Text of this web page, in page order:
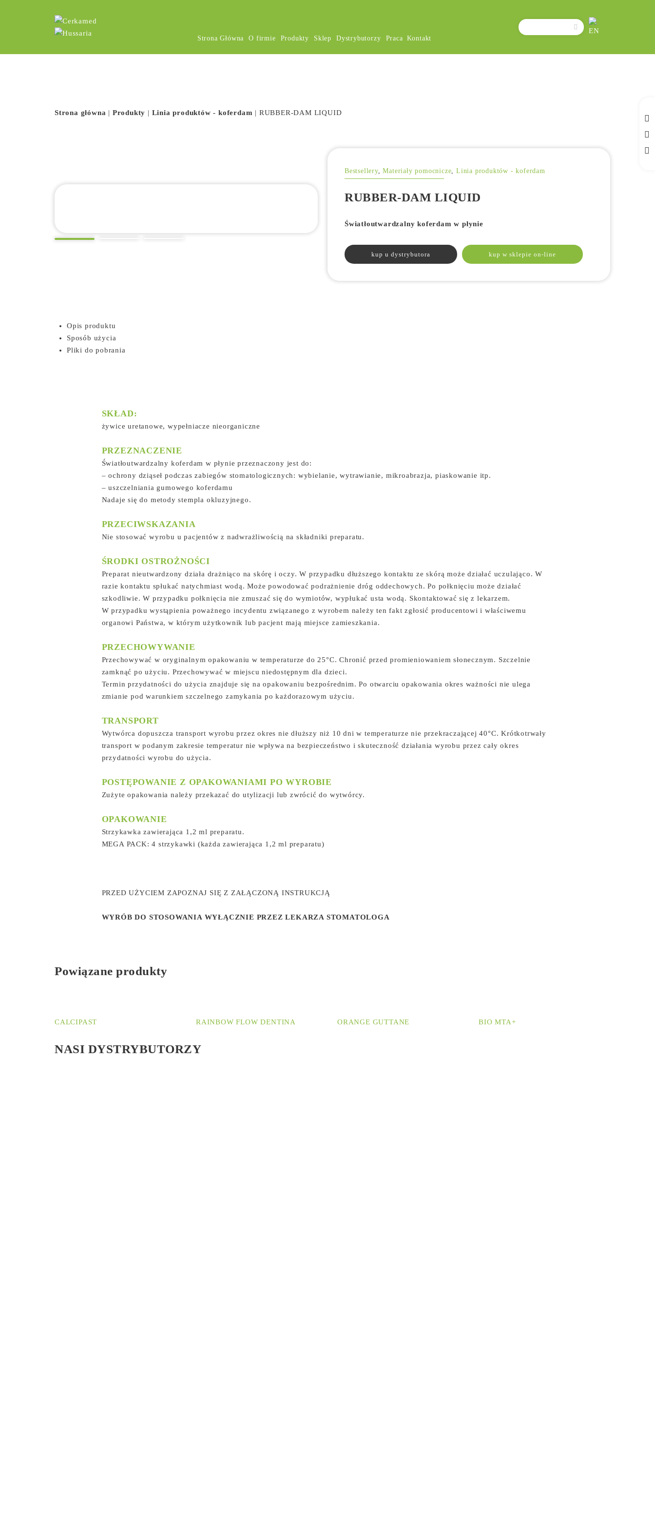
Strona Główna O firmie Produkty Sklep Dystrybutorzy Praca Kontakt
Szukaj:
Strona główna | Produkty | Linia produktów - koferdam | RUBBER-DAM LIQUID
Bestsellery,Materiały pomocnicze,Linia produktów - koferdam
RUBBER-DAM LIQUID
Światłoutwardzalny koferdam w płynie
kup u dystrybutora kup w sklepie on-line
Opis produktu
Sposób użycia
Pliki do pobrania
SKŁAD:
żywice uretanowe, wypełniacze nieorganiczne
PRZEZNACZENIE
Światłoutwardzalny koferdam w płynie przeznaczony jest do:
– ochrony dziąseł podczas zabiegów stomatologicznych: wybielanie, wytrawianie, mikroabrazja, piaskowanie itp.
– uszczelniania gumowego koferdamu
Nadaje się do metody stempla okluzyjnego.
PRZECIWSKAZANIA
Nie stosować wyrobu u pacjentów z nadwrażliwością na składniki preparatu.
ŚRODKI OSTROŻNOŚCI
Preparat nieutwardzony działa drażniąco na skórę i oczy. W przypadku dłuższego kontaktu ze skórą może działać uczulająco. W
razie kontaktu spłukać natychmiast wodą. Może powodować podrażnienie dróg oddechowych. Po połknięciu może działać
szkodliwie. W przypadku połknięcia nie zmuszać się do wymiotów, wypłukać usta wodą. Skontaktować się z lekarzem.
W przypadku wystąpienia poważnego incydentu związanego z wyrobem należy ten fakt zgłosić producentowi i właściwemu
organowi Państwa, w którym użytkownik lub pacjent mają miejsce zamieszkania.
PRZECHOWYWANIE
Przechowywać w oryginalnym opakowaniu w temperaturze do 25°C. Chronić przed promieniowaniem słonecznym. Szczelnie
zamknąć po użyciu. Przechowywać w miejscu niedostępnym dla dzieci.
Termin przydatności do użycia znajduje się na opakowaniu bezpośrednim. Po otwarciu opakowania okres ważności nie ulega
zmianie pod warunkiem szczelnego zamykania po każdorazowym użyciu.
TRANSPORT
Wytwórca dopuszcza transport wyrobu przez okres nie dłuższy niż 10 dni w temperaturze nie przekraczającej 40°C. Krótkotrwały
transport w podanym zakresie temperatur nie wpływa na bezpieczeństwo i skuteczność działania wyrobu przez cały okres
przydatności wyrobu do użycia.
POSTĘPOWANIE Z OPAKOWANIAMI PO WYROBIE
Zużyte opakowania należy przekazać do utylizacji lub zwrócić do wytwórcy.
OPAKOWANIE
Strzykawka zawierająca 1,2 ml preparatu.
MEGA PACK: 4 strzykawki (każda zawierająca 1,2 ml preparatu)
PRZED UŻYCIEM ZAPOZNAJ SIĘ Z ZAŁĄCZONĄ INSTRUKCJĄ
WYRÓB DO STOSOWANIA WYŁĄCZNIE PRZEZ LEKARZA STOMATOLOGA
Powiązane produkty
CALCIPAST RAINBOW FLOW DENTINA ORANGE GUTTANE BIO MTA+
NASI DYSTRYBUTORZY